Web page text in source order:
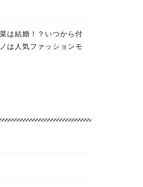
は結婚！？いつから付
は人気ファッションモ